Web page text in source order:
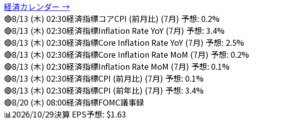
経済カレンダー →
🔴8/13 (木) 02:30経済指標コアCPI (前月比) (7月) 予想: 0.2%
🔴8/13 (木) 02:30経済指標Inflation Rate YoY (7月) 予想: 3.4%
🔴8/13 (木) 02:30経済指標Core Inflation Rate YoY (7月) 予想: 2.5%
🔴8/13 (木) 02:30経済指標Core Inflation Rate MoM (7月) 予想: 0.2%
🔴8/13 (木) 02:30経済指標Inflation Rate MoM (7月) 予想: 0.1%
🔴8/13 (木) 02:30経済指標CPI (前月比) (7月) 予想: 0.1%
🔴8/13 (木) 02:30経済指標CPI (前年比) (7月) 予想: 3.4%
🔴8/20 (木) 08:00経済指標FOMC議事録
📊2026/10/29決算 EPS予想: $1.63